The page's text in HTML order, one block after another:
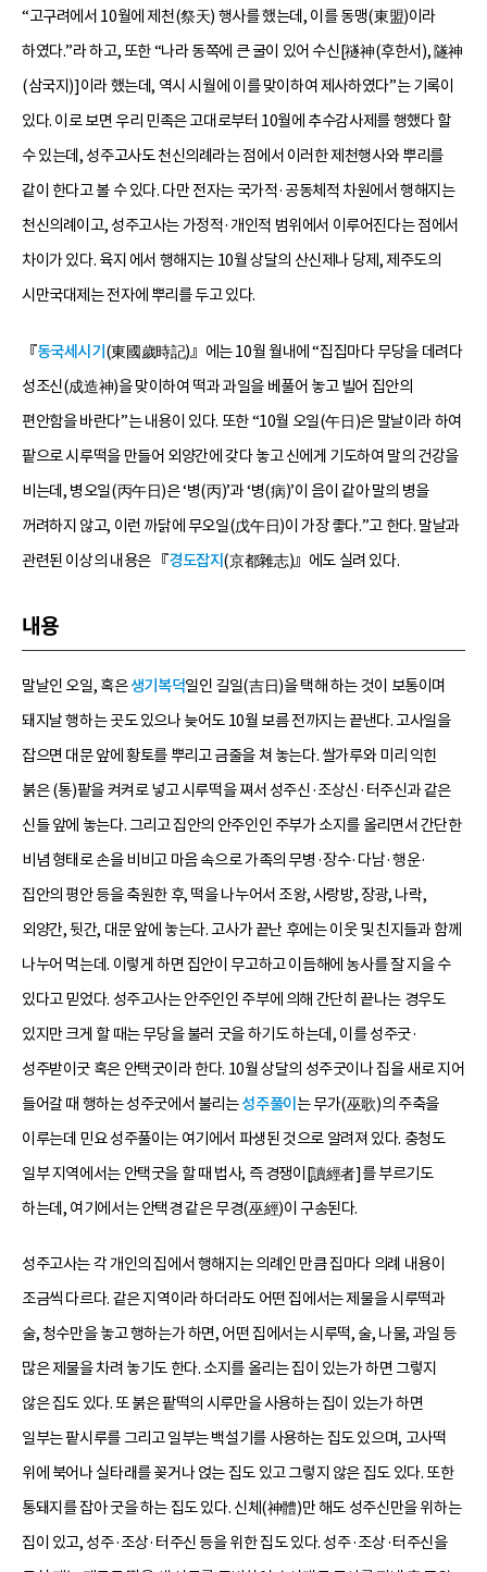
“고구려에서 10월에 제천(祭天) 행사를 했는데, 이를 동맹(東盟)이라
하였다.”라 하고, 또한 “나라 동쪽에 큰 굴이 있어 수신[禭神(후한서), 隧神
(삼국지)]이라 했는데, 역시 시월에 이를 맞이하여 제사하였다”는 기록이
있다. 이로 보면 우리 민족은 고대로부터 10월에 추수감사제를 행했다 할
수 있는데, 성주고사도 천신의례라는 점에서 이러한 제천행사와 뿌리를
같이 한다고 볼 수 있다. 다만 전자는 국가적·공동체적 차원에서 행해지는
천신의례이고, 성주고사는 가정적·개인적 범위에서 이루어진다는 점에서
차이가 있다. 육지 에서 행해지는 10월 상달의 산신제나 당제, 제주도의
시만국대제는 전자에 뿌리를 두고 있다.
『동국세시기 (東國歲時記)』에는 10월 월내에 “집집마다 무당을 데려다
성조신(成造神)을 맞이하여 떡과 과일을 베풀어 놓고 빌어 집안의
편안함을 바란다”는 내용이 있다. 또한 “10월 오일(午日)은 말날이라 하여
팥으로 시루떡을 만들어 외양간에 갖다 놓고 신에게 기도하여 말의 건강을
비는데, 병오일(丙午日)은 ‘병(丙)’과 ‘병(病)’이 음이 같아 말의 병을
꺼려하지 않고, 이런 까닭에 무오일(戊午日)이 가장 좋다.”고 한다. 말날과
관련된 이상의 내용은 『경도잡지 (京都雜志)』에도 실려 있다.
내용
말날인 오일, 혹은생기복덕일인 길일(吉日)을 택해 하는 것이 보통이며
돼지날 행하는 곳도 있으나 늦어도 10월 보름 전까지는 끝낸다. 고사일을
잡으면 대문 앞에 황토를 뿌리고 금줄을 쳐 놓는다. 쌀가루와 미리 익힌
붉은 (통)팥을 켜켜로 넣고 시루떡을 쪄서 성주신·조상신·터주신과 같은
신들 앞에 놓는다. 그리고 집안의 안주인인 주부가 소지를 올리면서 간단한
비념 형태로 손을 비비고 마음 속으로 가족의 무병·장수·다남·행운·
집안의 평안 등을 축원한 후, 떡을 나누어서 조왕, 사랑방, 장광, 나락,
외양간, 뒷간, 대문 앞에 놓는다. 고사가 끝난 후에는 이웃 및 친지들과 함께
나누어 먹는데. 이렇게 하면 집안이 무고하고 이듬해에 농사를 잘 지을 수
있다고 믿었다. 성주고사는 안주인인 주부에 의해 간단히 끝나는 경우도
있지만 크게 할 때는 무당을 불러 굿을 하기도 하는데, 이를 성주굿·
성주받이굿 혹은 안택굿이라 한다. 10월 상달의 성주굿이나 집을 새로 지어
들어갈 때 행하는 성주굿에서 불리는성주풀이 는 무가(巫歌)의 주축을
이루는데 민요 성주풀이는 여기에서 파생된 것으로 알려져 있다. 충청도
일부 지역에서는 안택굿을 할 때 법사, 즉 경쟁이[讀經者]를 부르기도
하는데, 여기에서는 안택경 같은 무경(巫經)이 구송된다.
성주고사는 각 개인의 집에서 행해지는 의례인 만큼 집마다 의례 내용이
조금씩 다르다. 같은 지역이라 하더라도 어떤 집에서는 제물을 시루떡과
술, 청수만을 놓고 행하는가 하면, 어떤 집에서는 시루떡, 술, 나물, 과일 등
많은 제물을 차려 놓기도 한다. 소지를 올리는 집이 있는가 하면 그렇지
않은 집도 있다. 또 붉은 팥떡의 시루만을 사용하는 집이 있는가 하면
일부는 팥시루를 그리고 일부는 백설기를 사용하는 집도 있으며, 고사떡
위에 북어나 실타래를 꽂거나 얹는 집도 있고 그렇지 않은 집도 있다. 또한
통돼지를 잡아 굿을 하는 집도 있다. 신체(神體)만 해도 성주신만을 위하는
집이 있고, 성주·조상·터주신 등을 위한 집도 있다. 성주·조상·터주신을